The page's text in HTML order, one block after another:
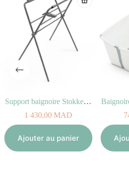
Support baignoire Stokke® Flexi Bath®
Baignoire Stokke® Flexi Bath® Blanc pour enfant
740,00
Ajouter au panier